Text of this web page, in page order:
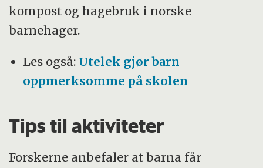
kompost og hagebruk i norske
barnehager.
Les også: Utelek gjør barn
oppmerksomme på skolen
Tips til aktiviteter
Forskerne anbefaler at barna får